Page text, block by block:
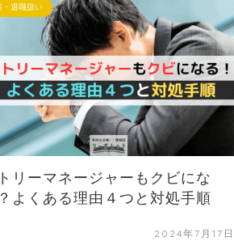
・退職扱い
リーマネージャーもクビにな
よくある理由４つと対処手順
2024年7月17日